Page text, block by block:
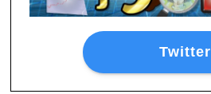
Twitter